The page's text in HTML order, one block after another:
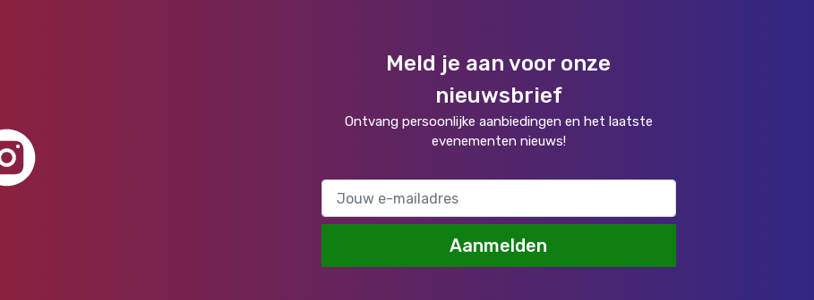
Meld je aan voor onze
nieuwsbrief
Ontvang persoonlijke aanbiedingen en het laatste
evenementen nieuws!
Aanmelden